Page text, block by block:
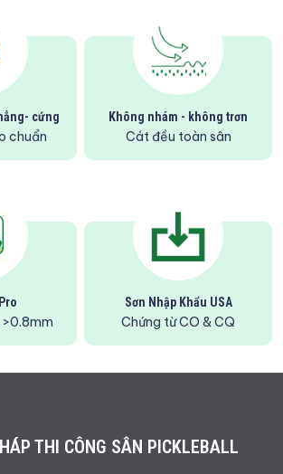
cứng
chuẩn
Không nhám - không trơn
Cát đều toàn sân
Sơn Nhập Khẩu USA
Chứng từ CO & CQ
THI CÔNG SÂN PICKLEBALL